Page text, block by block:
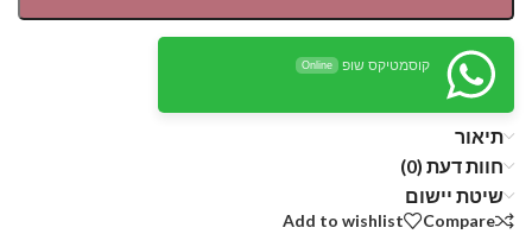
קוסמטיקס שופ Online
תיאור
חוות דעת (0)
שיטת יישום
Compare
Add to wishlist